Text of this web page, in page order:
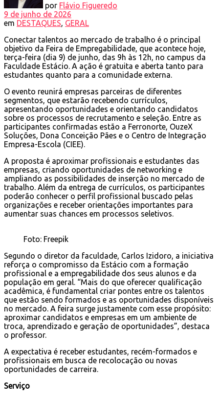
por Flávio Figueredo
9 de junho de 2026
em DESTAQUES, GERAL
Conectar talentos ao mercado de trabalho é o principal
objetivo da Feira de Empregabilidade, que acontece hoje,
terça-feira (dia 9) de junho, das 9h às 12h, no campus da
Faculdade Estácio. A ação é gratuita e aberta tanto para
estudantes quanto para a comunidade externa.
O evento reunirá empresas parceiras de diferentes
segmentos, que estarão recebendo currículos,
apresentando oportunidades e orientando candidatos
sobre os processos de recrutamento e seleção. Entre as
participantes confirmadas estão a Ferronorte, OuzeX
Soluções, Dona Conceição Pães e o Centro de Integração
Empresa-Escola (CIEE).
A proposta é aproximar profissionais e estudantes das
empresas, criando oportunidades de networking e
ampliando as possibilidades de inserção no mercado de
trabalho. Além da entrega de currículos, os participantes
poderão conhecer o perfil profissional buscado pelas
organizações e receber orientações importantes para
aumentar suas chances em processos seletivos.
Foto: Freepik
Segundo o diretor da faculdade, Carlos Izidoro, a iniciativa
reforça o compromisso da Estácio com a formação
profissional e a empregabilidade dos seus alunos e da
população em geral. “Mais do que oferecer qualificação
acadêmica, é fundamental criar pontes entre os talentos
que estão sendo formados e as oportunidades disponíveis
no mercado. A feira surge justamente com esse propósito:
aproximar candidatos e empresas em um ambiente de
troca, aprendizado e geração de oportunidades”, destaca
o professor.
A expectativa é receber estudantes, recém-formados e
profissionais em busca de recolocação ou novas
oportunidades de carreira.
Serviço